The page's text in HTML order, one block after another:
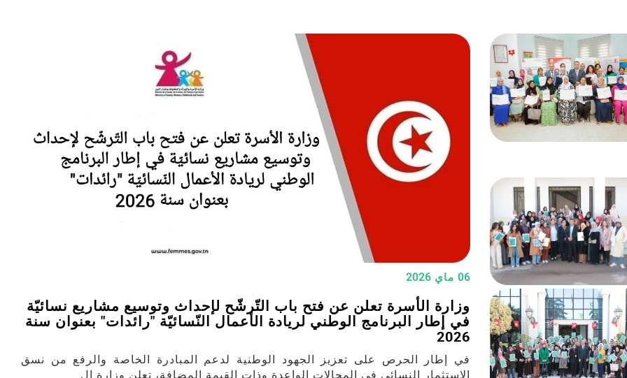
06 ماي 2026
وزارة الأسرة تعلن عن فتح باب التّرشّح لإحداث وتوسيع مشاريع نسائيّة
في إطار البرنامج الوطني لريادة الأعمال النّسائيّة "رائدات" بعنوان سنة
2026
في إطار الحرص على تعزيز الجهود الوطنية لدعم المبادرة الخاصة والرفع من نسق
الاستثمار النسائي في المجالات الواعدة وذات القيمة المضافة، تعلن وزارة ال